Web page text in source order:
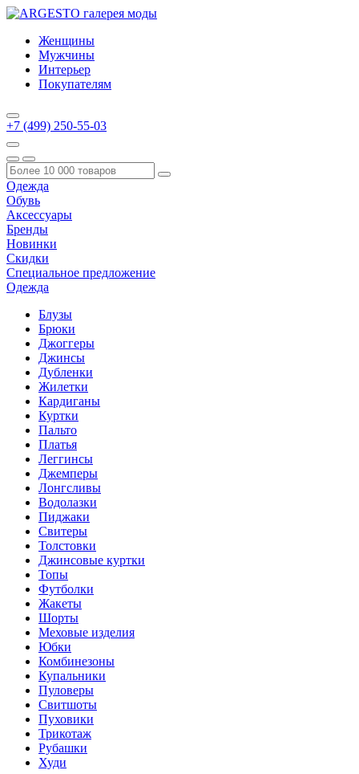
Женщины
Мужчины
Интерьер
Покупателям
+7 (499) 250-55-03
Одежда
Обувь
Аксессуары
Бренды
Новинки
Скидки
Специальное предложение
Одежда
Блузы
Брюки
Джоггеры
Джинсы
Дубленки
Жилетки
Кардиганы
Куртки
Пальто
Платья
Леггинсы
Джемперы
Лонгсливы
Водолазки
Пиджаки
Свитеры
Толстовки
Джинсовые куртки
Топы
Футболки
Жакеты
Шорты
Меховые изделия
Юбки
Комбинезоны
Купальники
Пуловеры
Свитшоты
Пуховики
Трикотаж
Рубашки
Худи